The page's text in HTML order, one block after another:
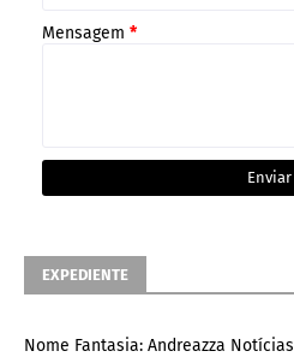
Mensagem *
EXPEDIENTE
Nome Fantasia: Andreazza Notícias